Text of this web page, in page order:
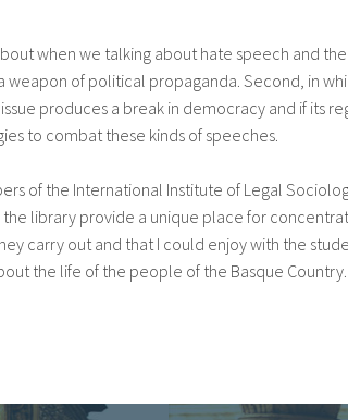
when we talking about hate speech and
weapon of political propaganda. Second, in
produces a break in democracy and if its
to combat these kinds of speeches.
of the International Institute of Legal
library provide a unique place for
carry out and that I could enjoy with the
the life of the people of the Basque